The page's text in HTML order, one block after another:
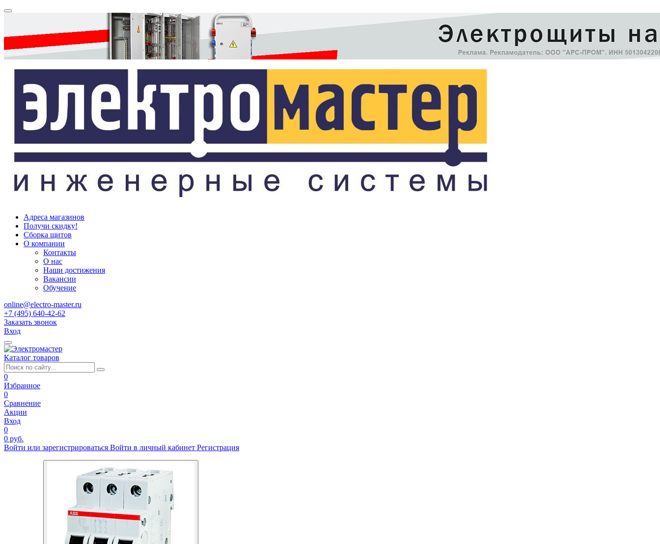
Адреса магазинов
Получи скидку!
Сборка щитов
О компании
Контакты
О нас
Наши достижения
Вакансии
Обучение
online@electro-master.ru
+7 (495) 640-42-62
Заказать звонок
Вход
Каталог товаров
0
Избранное
0
Сравнение
Акции
Вход
0
0 руб.
Войти или зарегистрироваться Войти в личный кабинет Регистрация